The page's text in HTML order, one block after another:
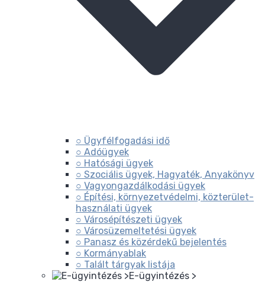
○ Ügyfélfogadási idő
○ Adóügyek
○ Hatósági ügyek
○ Szociális ügyek, Hagyaték, Anyakönyv
○ Vagyongazdálkodási ügyek
○ Építési, környezetvédelmi, közterület-
használati ügyek
○ Városépítészeti ügyek
○ Városüzemeltetési ügyek
○ Panasz és közérdekű bejelentés
○ Kormányablak
○ Talált tárgyak listája
E-ügyintézés >